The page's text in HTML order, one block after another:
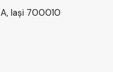
Iași 700010